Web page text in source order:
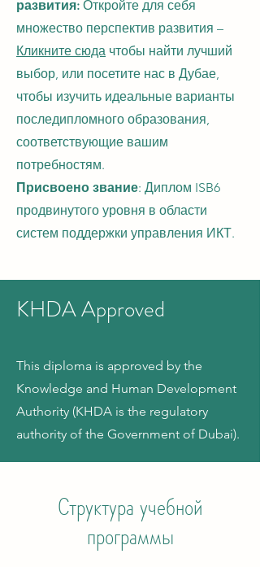
развития: Откройте для себя
множество перспектив развития –
Кликните сюда чтобы найти лучший
выбор, или посетите нас в Дубае,
чтобы изучить идеальные варианты
последипломного образования,
соответствующие вашим
потребностям.
Присвоено звание: Диплом ISB6
продвинутого уровня в области
систем поддержки управления ИКТ.
KHDA Approved
This diploma is approved by the
Knowledge and Human Development
Authority (KHDA is the regulatory
authority of the Government of Dubai).
Структура учебной
программы